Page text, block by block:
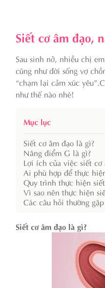
Siết cơ âm đạo,
Sau sinh nở, nhiều chị
cũng như đời sống vợ
“chạm lại cảm xúc
như thế nào nhé!
Mục lục
Siết cơ âm đạo là gì?
Nâng điểm G là gì?
Lợi ích của việc siết
Ai phù hợp để thực
Quy trình thực hiện
Vì sao nên thực hiện
Các câu hỏi thường
Siết cơ âm đạo là gì?